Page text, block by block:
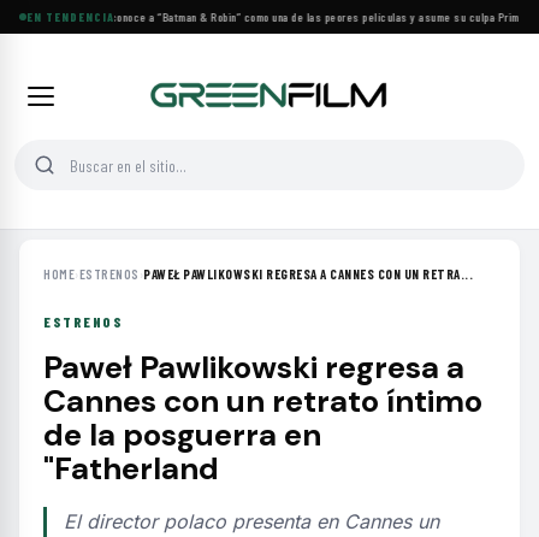
EN TENDENCIA
George Clooney reconoce a “Batman & Robin” como una de las peores películas y asume su culpa·Prime
HOME›ESTRENOS ›PAWEŁ PAWLIKOWSKI REGRESA A CANNES CON UN RETRA...
ESTRENOS
Paweł Pawlikowski regresa a
Cannes con un retrato íntimo
de la posguerra en
"Fatherland
El director polaco presenta en Cannes un